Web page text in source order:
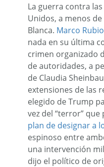
La guerra contra
Unidos, a menos
Blanca. Marco
nada en su última
crimen organizado
de autoridades, a
de Claudia
extensiones de las
elegido de Trump
vez del “terror”
plan de designar a
espinoso entre
una intervención
dijo el político de